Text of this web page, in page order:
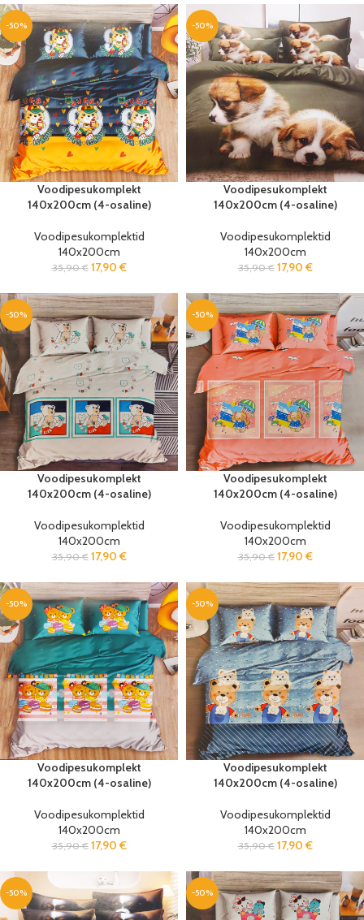
-50%
Voodipesukomplekt
140x200cm (4-osaline)
Voodipesukomplektid
140x200cm
35,90€ 17,90 €
-50%
Voodipesukomplekt
140x200cm (4-osaline)
Voodipesukomplektid
140x200cm
35,90€ 17,90 €
-50%
Voodipesukomplekt
140x200cm (4-osaline)
Voodipesukomplektid
140x200cm
35,90€ 17,90 €
-50%
Voodipesukomplekt
140x200cm (4-osaline)
Voodipesukomplektid
140x200cm
35,90€ 17,90 €
-50%
Voodipesukomplekt
140x200cm (4-osaline)
Voodipesukomplektid
140x200cm
35,90€ 17,90 €
-50%
Voodipesukomplekt
140x200cm (4-osaline)
Voodipesukomplektid
140x200cm
35,90€ 17,90 €
-50% -50%